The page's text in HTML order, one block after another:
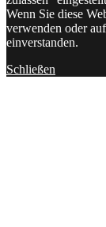
Wenn Sie diese
verwenden oder
einverstanden.
Schließen